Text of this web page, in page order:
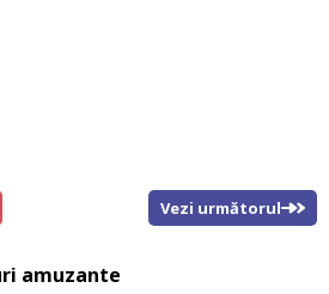
Vezi următorul
amuzante